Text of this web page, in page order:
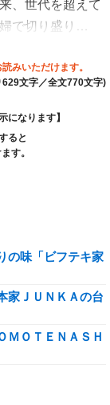
、世代を超えて
で切り盛り…
みいただけます。
629文字／全文770文字)
になります】
ると
す。
の味「ビフテキ家
家ＪＵＮＫＡの台
ＭＯＴＥＮＡＳＨ